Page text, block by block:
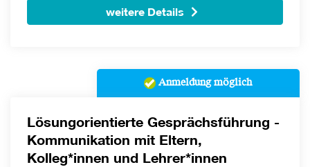
weitere Details
Anmeldung möglich
Lösungorientierte Gesprächsführung -
Kommunikation mit Eltern,
Kolleg*innen und Lehrer*innen